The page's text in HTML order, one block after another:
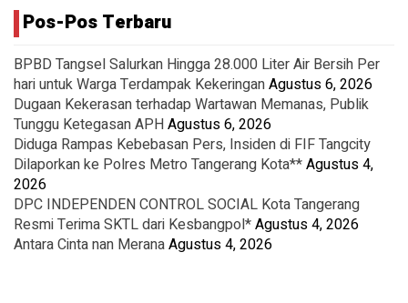
Pos-Pos Terbaru
BPBD Tangsel Salurkan Hingga 28.000 Liter Air Bersih Per
hari untuk Warga Terdampak KekeringanAgustus 6, 2026
Dugaan Kekerasan terhadap Wartawan Memanas, Publik
Tunggu Ketegasan APHAgustus 6, 2026
Diduga Rampas Kebebasan Pers, Insiden di FIF Tangcity
Dilaporkan ke Polres Metro Tangerang Kota**Agustus 4,
2026
DPC INDEPENDEN CONTROL SOCIAL Kota Tangerang
Resmi Terima SKTL dari Kesbangpol*Agustus 4, 2026
Antara Cinta nan MeranaAgustus 4, 2026